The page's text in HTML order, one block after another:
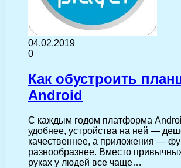
04.02.2019
0
Как обустроить
Android
С каждым годом платформа
удобнее, устройства на ней —
качественнее, а приложения —
разнообразнее. Вместо
руках у людей все чаще…